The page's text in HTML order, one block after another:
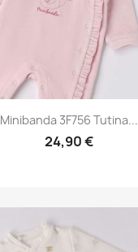
Minibanda 3F756 Tutina...
24,90 €